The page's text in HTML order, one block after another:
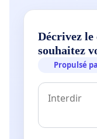
Décrivez le
souhaitez
Propulsé